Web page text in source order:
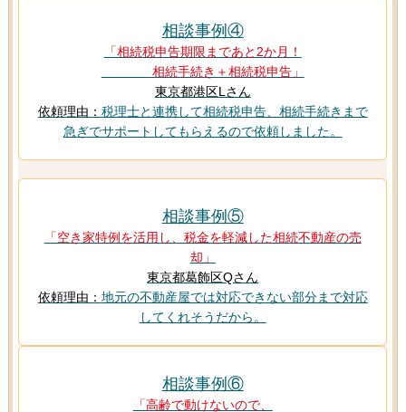
相談事例④
「相続税申告期限まであと2か月！
相続手続き＋相続税申告」
東京都港区Lさん
依頼理由： 税理士と連携して相続税申告、相続手続きまで
急ぎでサポートしてもらえるので依頼しました。
相談事例⑤
「空き家特例を活用し、税金を軽減した相続不動産の売
却」
東京都葛飾区Qさん
依頼理由： 地元の不動産屋では対応できない部分まで対応
してくれそうだから。
相談事例⑥
「高齢で動けないので、